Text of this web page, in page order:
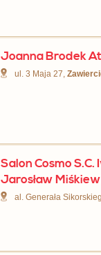
Joanna Brodek
ul. 3 Maja 27,
Salon Cosmo S.C.
Jarosław
al. Generała